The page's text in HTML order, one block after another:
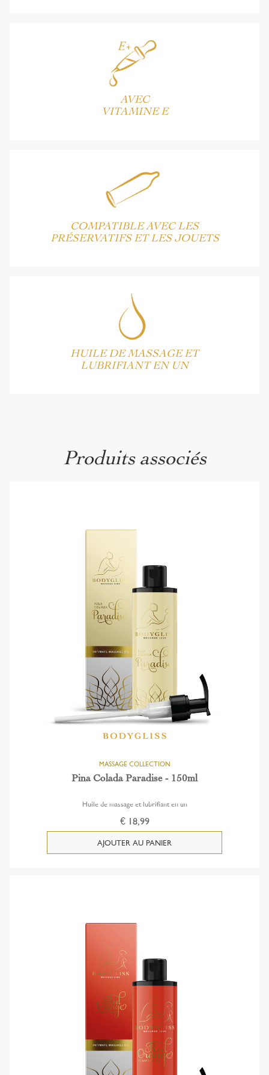
AVEC
VITAMINE E
COMPATIBLE AVEC LES
PRÉSERVATIFS ET LES JOUETS
HUILE DE MASSAGE ET
LUBRIFIANT EN UN
Produits associés
Pina Colada Paradise - 150ml
Huile de massage et lubrifiant en un
€ 18,99